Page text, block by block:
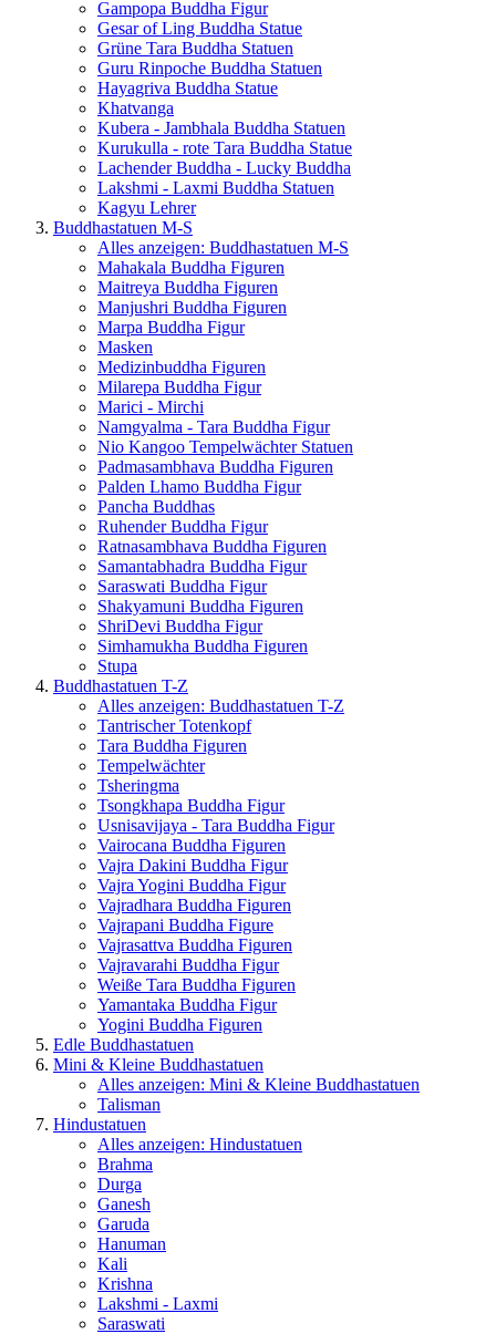
Gampopa Buddha Figur
Gesar of Ling Buddha Statue
Grüne Tara Buddha Statuen
Guru Rinpoche Buddha Statuen
Hayagriva Buddha Statue
Khatvanga
Kubera - Jambhala Buddha Statuen
Kurukulla - rote Tara Buddha Statue
Lachender Buddha - Lucky Buddha
Lakshmi - Laxmi Buddha Statuen
Kagyu Lehrer
Buddhastatuen M-S
Alles anzeigen: Buddhastatuen M-S
Mahakala Buddha Figuren
Maitreya Buddha Figuren
Manjushri Buddha Figuren
Marpa Buddha Figur
Masken
Medizinbuddha Figuren
Milarepa Buddha Figur
Marici - Mirchi
Namgyalma - Tara Buddha Figur
Nio Kangoo Tempelwächter Statuen
Padmasambhava Buddha Figuren
Palden Lhamo Buddha Figur
Pancha Buddhas
Ruhender Buddha Figur
Ratnasambhava Buddha Figuren
Samantabhadra Buddha Figur
Saraswati Buddha Figur
Shakyamuni Buddha Figuren
ShriDevi Buddha Figur
Simhamukha Buddha Figuren
Stupa
Buddhastatuen T-Z
Alles anzeigen: Buddhastatuen T-Z
Tantrischer Totenkopf
Tara Buddha Figuren
Tempelwächter
Tsheringma
Tsongkhapa Buddha Figur
Usnisavijaya - Tara Buddha Figur
Vairocana Buddha Figuren
Vajra Dakini Buddha Figur
Vajra Yogini Buddha Figur
Vajradhara Buddha Figuren
Vajrapani Buddha Figure
Vajrasattva Buddha Figuren
Vajravarahi Buddha Figur
Weiße Tara Buddha Figuren
Yamantaka Buddha Figur
Yogini Buddha Figuren
Edle Buddhastatuen
Mini & Kleine Buddhastatuen
Alles anzeigen: Mini & Kleine Buddhastatuen
Talisman
Hindustatuen
Alles anzeigen: Hindustatuen
Brahma
Durga
Ganesh
Garuda
Hanuman
Kali
Krishna
Lakshmi - Laxmi
Saraswati